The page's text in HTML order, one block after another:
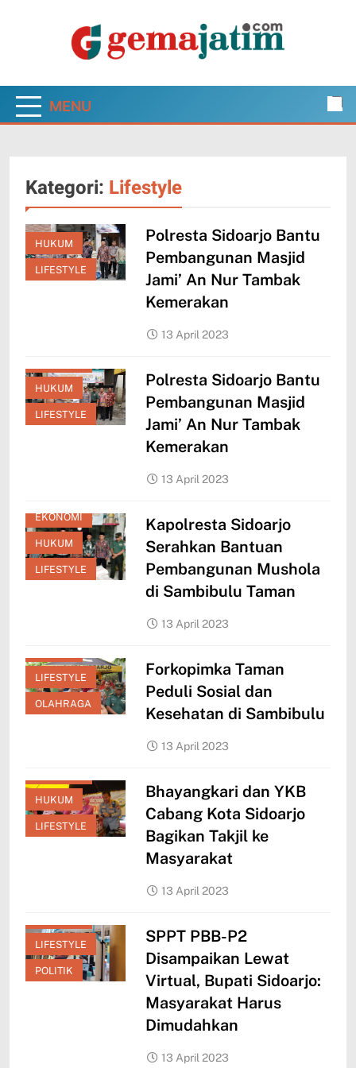
Gema Jatim
MENU
Kategori: Lifestyle
HUKUM
LIFESTYLE
Polresta Sidoarjo Bantu
Pembangunan Masjid
Jami’ An Nur Tambak
Kemerakan
13 April 2023
HUKUM
LIFESTYLE
Polresta Sidoarjo Bantu
Pembangunan Masjid
Jami’ An Nur Tambak
Kemerakan
13 April 2023
EKONOMI
HUKUM
LIFESTYLE
Kapolresta Sidoarjo
Serahkan Bantuan
Pembangunan Mushola
di Sambibulu Taman
13 April 2023
LIFESTYLE
OLAHRAGA
Forkopimka Taman
Peduli Sosial dan
Kesehatan di Sambibulu
13 April 2023
HUKUM
LIFESTYLE
Bhayangkari dan YKB
Cabang Kota Sidoarjo
Bagikan Takjil ke
Masyarakat
13 April 2023
LIFESTYLE
POLITIK
SPPT PBB-P2
Disampaikan Lewat
Virtual, Bupati Sidoarjo:
Masyarakat Harus
Dimudahkan
13 April 2023